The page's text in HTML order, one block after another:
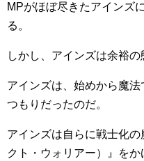
MPがほぼ尽きたアインズ
る。
しかし、アインズは余裕の
アインズは、始めから魔
つもりだったのだ。
アインズは自らに戦士化
クト・ウォリアー）』を